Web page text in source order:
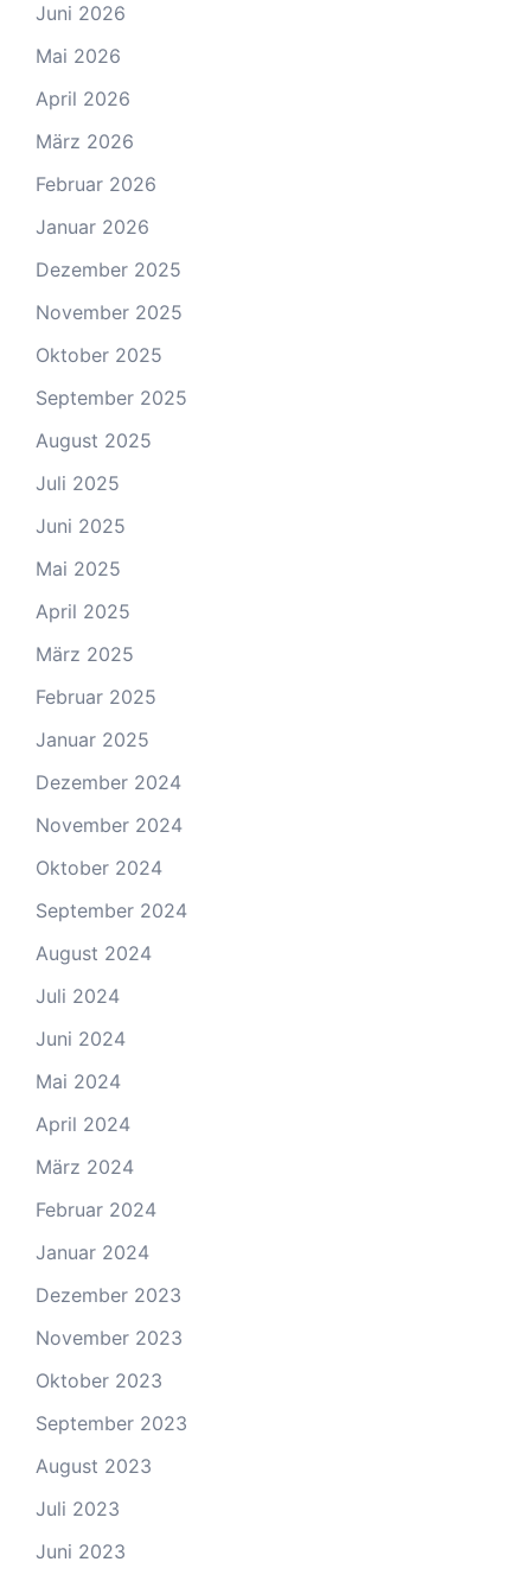
Juni 2026
Mai 2026
April 2026
März 2026
Februar 2026
Januar 2026
Dezember 2025
November 2025
Oktober 2025
September 2025
August 2025
Juli 2025
Juni 2025
Mai 2025
April 2025
März 2025
Februar 2025
Januar 2025
Dezember 2024
November 2024
Oktober 2024
September 2024
August 2024
Juli 2024
Juni 2024
Mai 2024
April 2024
März 2024
Februar 2024
Januar 2024
Dezember 2023
November 2023
Oktober 2023
September 2023
August 2023
Juli 2023
Juni 2023